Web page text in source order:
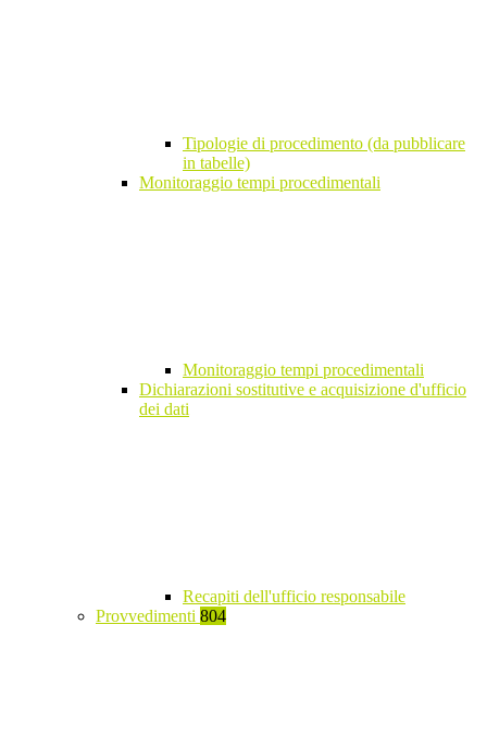
Tipologie di procedimento (da pubblicare
in tabelle)
Monitoraggio tempi procedimentali
Monitoraggio tempi procedimentali
Dichiarazioni sostitutive e acquisizione d'ufficio
dei dati
Recapiti dell'ufficio responsabile
Provvedimenti 804